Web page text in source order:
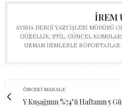
İREM
AYSHA DERGI YAZI İŞLERI MÜDÜRÜ
GÜZELLIK, STIL, GÜNCEL
UZMAN ISIMLERLE
ÖNCEKI MAKALE
Y Kuşağının %74’ü Haftanın 5